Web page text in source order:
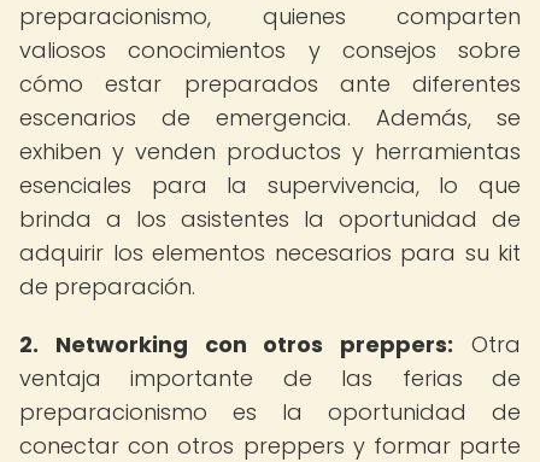
preparacionismo, quienes comparten
valiosos conocimientos y consejos sobre
cómo estar preparados ante diferentes
escenarios de emergencia. Además, se
exhiben y venden productos y herramientas
esenciales para la supervivencia, lo que
brinda a los asistentes la oportunidad de
adquirir los elementos necesarios para su kit
de preparación.
2. Networking con otros preppers: Otra
ventaja importante de las ferias de
preparacionismo es la oportunidad de
conectar con otros preppers y formar parte